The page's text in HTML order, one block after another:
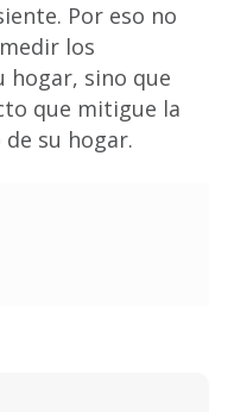
Por eso no
los
hogar, sino que
que mitigue la
su hogar.